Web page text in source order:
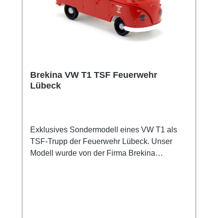
Brekina VW T1 TSF Feuerwehr
Lübeck
Exklusives Sondermodell eines VW T1 als
TSF-Trupp der Feuerwehr Lübeck. Unser
Modell wurde von der Firma Brekina